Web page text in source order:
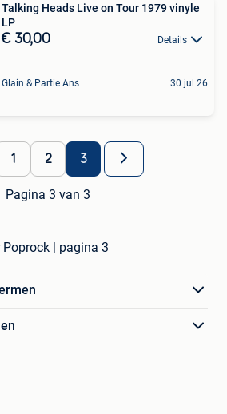
Talking Heads Live on Tour 1979 vinyle
LP
€ 30,00 Details
Glain & Partie Ans 30 jul 26
1 2 3
Pagina 3 van 3
| pagina 3